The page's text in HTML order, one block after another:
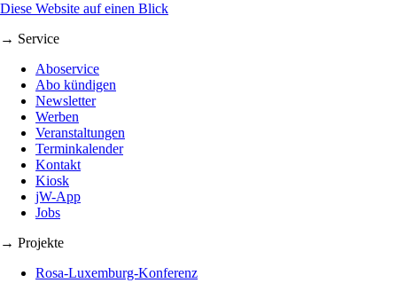
Diese Website auf einen Blick
→ Service
Aboservice
Abo kündigen
Newsletter
Werben
Veranstaltungen
Terminkalender
Kontakt
Kiosk
jW-App
Jobs
→ Projekte
Rosa-Luxemburg-Konferenz